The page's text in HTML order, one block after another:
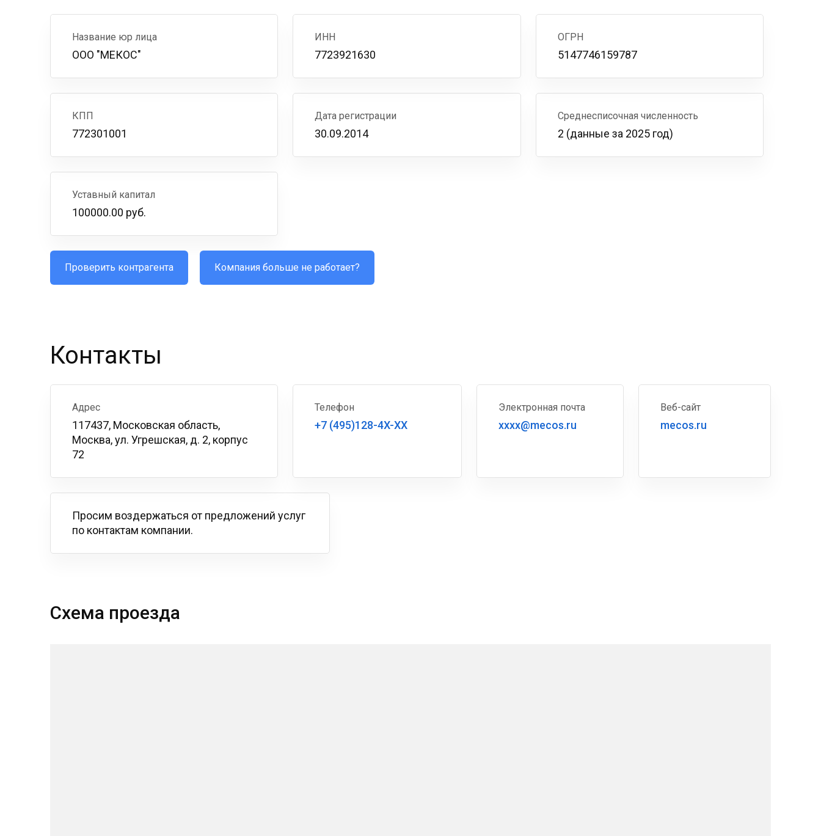
Название юр лица
ООО "МЕКОС"
ИНН
7723921630
ОГРН
5147746159787
КПП
772301001
Дата регистрации
30.09.2014
Среднесписочная численность
2 (данные за 2025 год)
Уставный капитал
100000.00 руб.
Проверить контрагента Компания больше не работает?
Контакты
Адрес
117437, Московская область,
Москва, ул. Угрешская, д. 2, корпус
72
Телефон
+7 (495)128-4X-XX
Электронная почта
xxxx@mecos.ru
Веб-сайт
mecos.ru
Просим воздержаться от предложений услуг
по контактам компании.
Схема проезда